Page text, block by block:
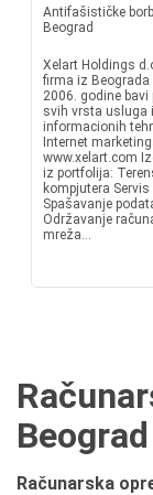
Antifašističke
Beograd
Xelart Holdings
firma iz Beograda
2006. godine bavi
svih vrsta usluga
informacionih
Internet
www.xelart.com
iz portfolija:
kompjutera
Spašavanje
Održavanje
mreža...
Računarska